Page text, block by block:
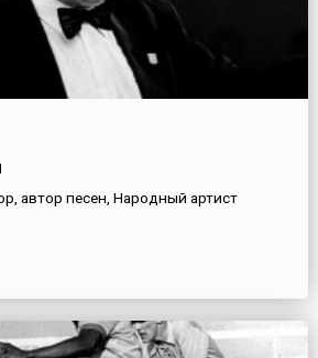
автор песен, Народный артист